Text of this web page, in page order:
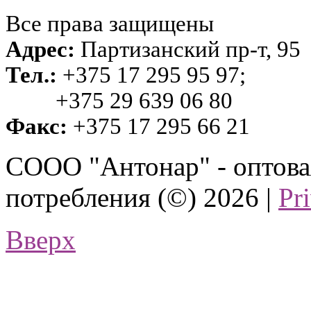
Все права защищены
Адрес: Партизанский пр-т, 95
Тел.: +375 17 295 95 97;
+375 29 639 06 80
Факс: +375 17 295 66 21
СООО "Антонар" -
потребления (©) 2026 |
Вверх